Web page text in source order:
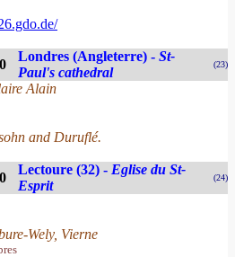
Londres (Angleterre) - St-
Paul's cathedral
(23)
Alain
and Duruflé.
Lectoure (32) - Eglise du St-
Esprit
(24)
Wely, Vierne